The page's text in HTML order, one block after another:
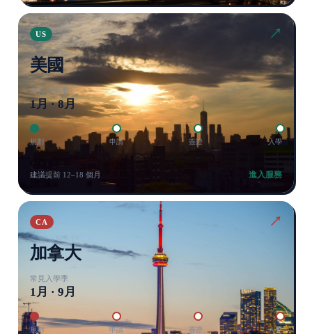
US ↗
美國
常見入學季
1月 · 8月
規劃 申請 簽證 入學
建議提前 12–18 個月 進入服務
CA ↗
加拿大
常見入學季
1月 · 9月
規劃 申請 簽證 入學